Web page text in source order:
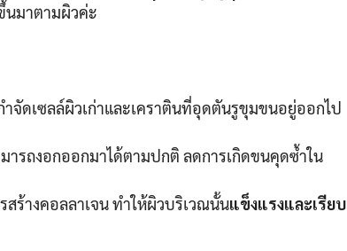
นมาตามผิวค่ะ
จัดเซลล์ผิวเก่าและเคราตินที่อุดตันรูขุมขนอยู่ออกไป
ารถงอกออกมาได้ตามปกติ ลดการเกิดขนคุดซ้ำใน
สร้างคอลลาเจน ทำให้ผิวบริเวณนั้นแข็งแรงและเรียบ